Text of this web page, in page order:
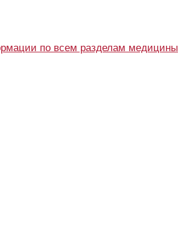
по всем разделам медицины